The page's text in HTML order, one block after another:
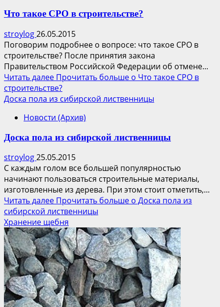
Что такое СРО в строительстве?
stroylog26.05.2015
Поговорим подробнее о вопросе: что такое СРО в
строительстве? После принятия закона
Правительством Российской Федерации об отмене...
Читать далее Прочитать больше о Что такое СРО в
строительстве?
Доска пола из сибирской лиственницы
Новости (Архив)
Доска пола из сибирской лиственницы
stroylog25.05.2015
С каждым голом все большей популярностью
начинают пользоваться строительные материалы,
изготовленные из дерева. При этом стоит отметить,...
Читать далее Прочитать больше о Доска пола из
сибирской лиственницы
Хранение щебня